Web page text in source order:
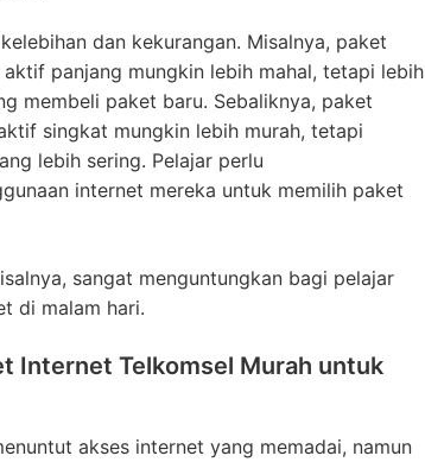
dan kekurangan. Misalnya, paket
panjang mungkin lebih mahal, tetapi lebih
membeli paket baru. Sebaliknya, paket
singkat mungkin lebih murah, tetapi
lebih sering. Pelajar perlu
internet mereka untuk memilih paket
sangat menguntungkan bagi pelajar
di malam hari.
Internet Telkomsel Murah untuk
akses internet yang memadai, namun